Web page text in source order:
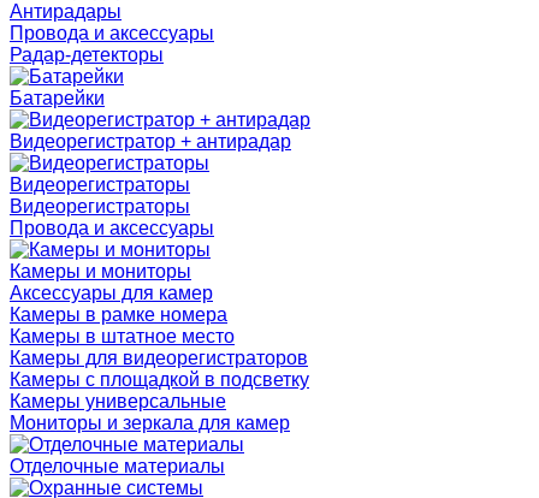
Антирадары
Провода и аксессуары
Радар-детекторы
Батарейки
Видеорегистратор + антирадар
Видеорегистраторы
Видеорегистраторы
Провода и аксессуары
Камеры и мониторы
Аксессуары для камер
Камеры в рамке номера
Камеры в штатное место
Камеры для видеорегистраторов
Камеры с площадкой в подсветку
Камеры универсальные
Мониторы и зеркала для камер
Отделочные материалы